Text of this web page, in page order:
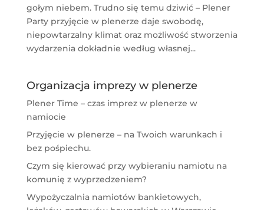
gołym niebem. Trudno się temu dziwić – Plener
Party przyjęcie w plenerze daje swobodę,
niepowtarzalny klimat oraz możliwość stworzenia
wydarzenia dokładnie według własnej...
Organizacja imprezy w plenerze
Plener Time – czas imprez w plenerze w
namiocie
Przyjęcie w plenerze – na Twoich warunkach i
bez pośpiechu.
Czym się kierować przy wybieraniu namiotu na
komunię z wyprzedzeniem?
Wypożyczalnia namiotów bankietowych,